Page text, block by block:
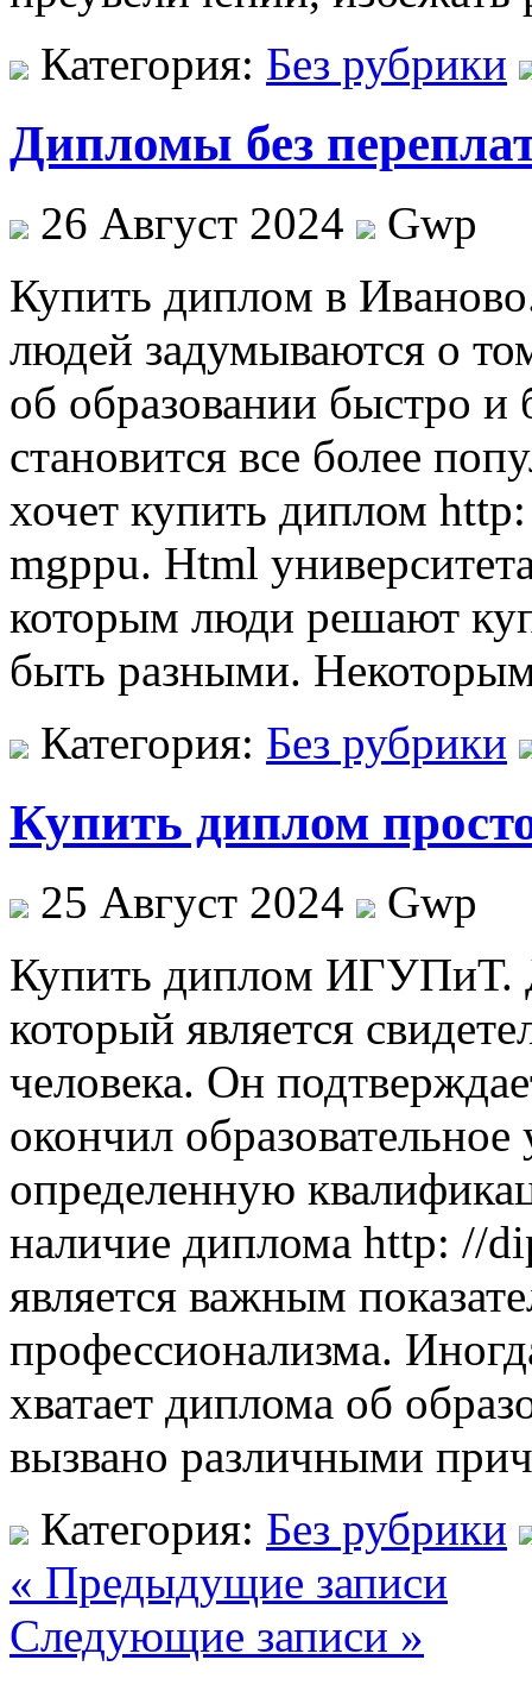
Категория: Без рубрики
Дипломы без
26 Август 2024
Gwp
Купить диплoм в
людей задумываются о
об образовании быстро
становится все более
хочет купить диплом
mgppu. Html
которым люди решают
быть разными.
Категория: Без рубрики
Купить диплом
25 Август 2024
Gwp
Купить диплoм ИГУПиТ.
который является
человека. Он
окончил
определенную
наличие диплома http: //
является важным
профессионализма.
хватает диплома об
вызвано различными
Категория: Без рубрики
« Предыдущие записи
Следующие записи »